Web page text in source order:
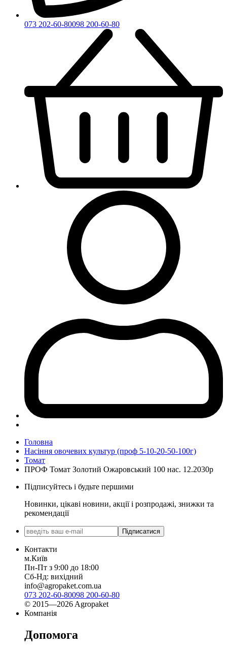
073 202-60-80098 200-60-80
Головна
Насіння овочевих культур (проф 5-10-20-50-100г)
Томат
ПРОФ Томат Золотий Ожаровський 100 нас. 12.2030р
Підписуйтесь і будьте першими
Новинки, цікаві новини, акції і розпродажі, знижки та
рекомендації
Підписатися
Контакти
м.Київ
Пн-Пт з 9:00 до 18:00
Сб-Нд: вихідний
info@agropaket.com.ua
073 202-60-80098 200-60-80
© 2015—2026 Agropaket
Компанія
Допомога